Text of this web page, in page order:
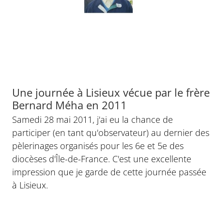
Une journée à Lisieux vécue par le frère
Bernard Méha en 2011
Samedi 28 mai 2011, j'ai eu la chance de
participer (en tant qu'observateur) au dernier des
pèlerinages organisés pour les 6e et 5e des
diocèses d'Île-de-France. C'est une excellente
impression que je garde de cette journée passée
à Lisieux.